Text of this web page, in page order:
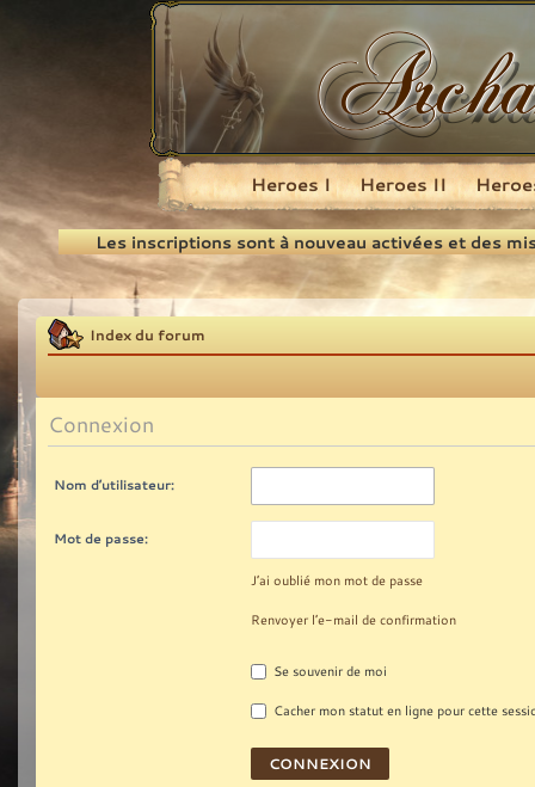
Recherche
Heroes I Heroes II
Les inscriptions sont à nouveau activées et des
Index du forum
Connexion
Nom d’utilisateur:
Mot de passe:
J’ai oublié mon mot de passe
Renvoyer l’e-mail de confirmation
Se souvenir de moi
Cacher mon statut en ligne pour cette